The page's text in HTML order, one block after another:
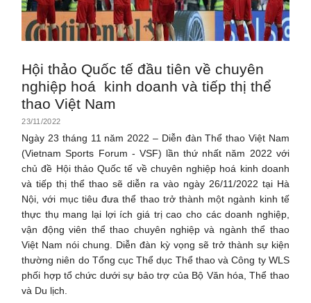
Hội thảo Quốc tế đầu tiên về chuyên
nghiệp hoá kinh doanh và tiếp thị thể
thao Việt Nam
23/11/2022
Ngày 23 tháng 11 năm 2022 – Diễn đàn Thể thao Việt Nam
(Vietnam Sports Forum - VSF) lần thứ nhất năm 2022 với
chủ đề Hội thảo Quốc tế về chuyên nghiệp hoá kinh doanh
và tiếp thị thể thao sẽ diễn ra vào ngày 26/11/2022 tại Hà
Nội, với mục tiêu đưa thể thao trở thành một ngành kinh tế
thực thụ mang lại lợi ích giá trị cao cho các doanh nghiệp,
vận động viên thể thao chuyên nghiệp và ngành thể thao
Việt Nam nói chung. Diễn đàn kỳ vọng sẽ trở thành sự kiện
thường niên do Tổng cục Thể dục Thể thao và Công ty WLS
phối hợp tổ chức dưới sự bảo trợ của Bộ Văn hóa, Thể thao
và Du lịch.